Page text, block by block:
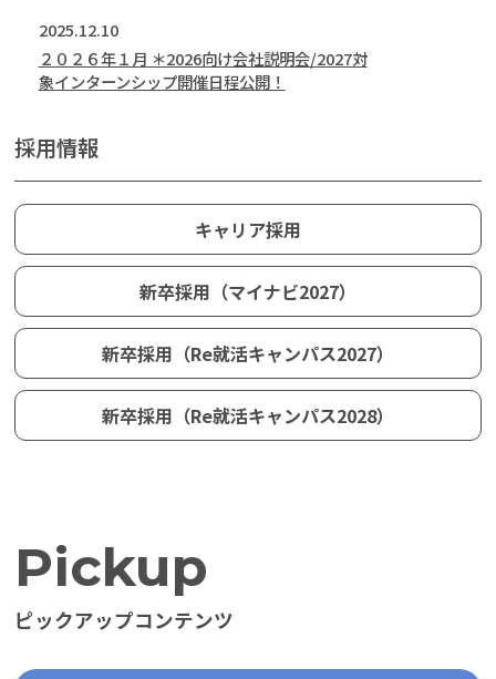
Category
すべて
2025.12.10
２０２６年１月 ＊2026向け会社説明会/2027対
象インターンシップ開催日程公開！
採用情報
キャリア採用
新卒採用（マイナビ2027）
新卒採用（Re就活キャンパス2027）
新卒採用（Re就活キャンパス2028）
Pickup
ピックアップコンテンツ